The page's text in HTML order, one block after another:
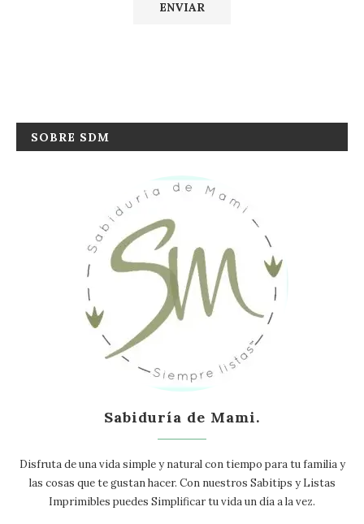
SOBRE SDM
Sabiduría de Mami.
Disfruta de una vida simple y natural con tiempo para tu familia y
las cosas que te gustan hacer. Con nuestros Sabitips y Listas
Imprimibles puedes Simplificar tu vida un día a la vez.